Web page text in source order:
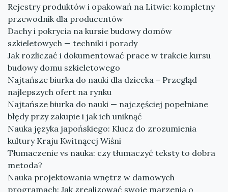
Rejestry produktów i opakowań na Litwie: kompletny
przewodnik dla producentów
Dachy i pokrycia na kursie budowy domów
szkieletowych — techniki i porady
Jak rozliczać i dokumentować prace w trakcie kursu
budowy domu szkieletowego
Najtańsze biurka do nauki dla dziecka – Przegląd
najlepszych ofert na rynku
Najtańsze biurka do nauki — najczęściej popełniane
błędy przy zakupie i jak ich uniknąć
Nauka języka japońskiego: Klucz do zrozumienia
kultury Kraju Kwitnącej Wiśni
Tłumaczenie vs nauka: czy tłumaczyć teksty to dobra
metoda?
Nauka projektowania wnętrz w damowych
programach: Jak zrealizować swoje marzenia o